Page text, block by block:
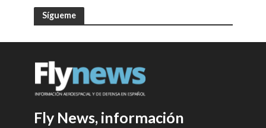
Sígueme
Fly News, información